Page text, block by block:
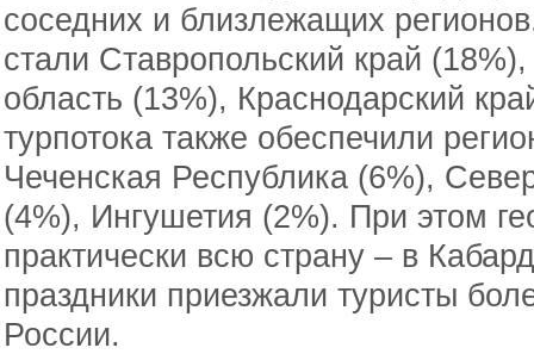
соседних и близлежащих
стали Ставропольский край
область (13%), Краснодарский
турпотока также обеспечили
Чеченская Республика (6%),
(4%), Ингушетия (2%). При этом
практически всю страну – в
праздники приезжали туристы
России.